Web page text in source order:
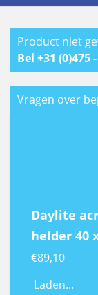
Product niet
Bel +31 (0)475
Vragen over
Daylite
helder 40
€89,10
Laden...